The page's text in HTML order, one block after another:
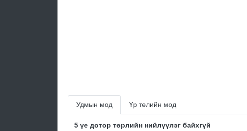
Удмын мод Үр төлийн мод
5 үе дотор төрлийн нийлүүлэг байхгүй